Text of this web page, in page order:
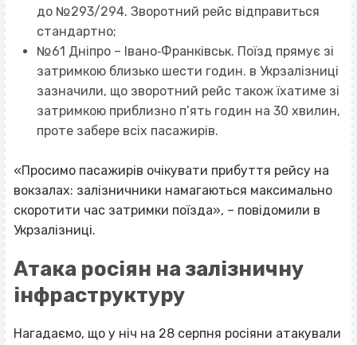
до №293/294. Зворотний рейс відправиться
стандартно;
№61 Дніпро – Івано‐Франківськ. Поїзд прямує зі
затримкою близько шести годин. в Укрзалізниці
зазначили, що зворотний рейс також їхатиме зі
затримкою приблизно п’ять годин на 30 хвилин,
проте забере всіх пасажирів.
«Просимо пасажирів очікувати прибуття рейсу на
вокзалах: залізничники намагаються максимально
скоротити час затримки поїзда», – повідомили в
Укрзалізниці.
Атака росіян на залізничну
інфраструктуру
Нагадаємо, що у ніч на 28 серпня росіяни атакували